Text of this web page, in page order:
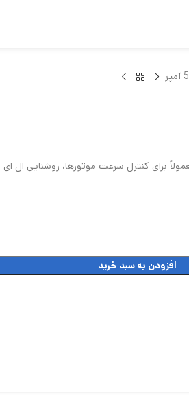
افزودن به سبد خرید